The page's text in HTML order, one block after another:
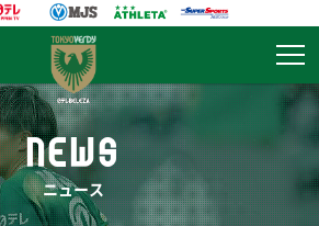
NEWS
ニュース